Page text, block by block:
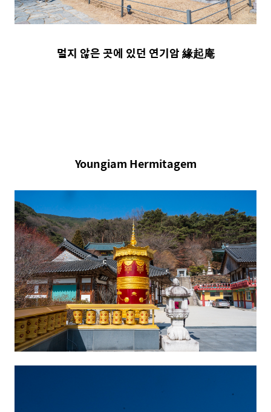
멀지 않은 곳에 있던 연기암緣起庵
Youngiam Hermitagem